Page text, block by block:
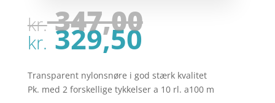
kr.347,00Den
var:
kr.
kr.329,50Den
pris
er:
kr.
Transparent nylonsnøre i god stærk kvalitet
Pk. med 2 forskellige tykkelser a 10 rl. a100 m